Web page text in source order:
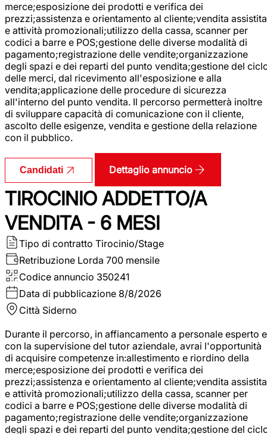
merce;esposizione dei prodotti e verifica dei
prezzi;assistenza e orientamento al cliente;vendita assistita
e attività promozionali;utilizzo della cassa, scanner per
codici a barre e POS;gestione delle diverse modalità di
pagamento;registrazione delle vendite;organizzazione
degli spazi e dei reparti del punto vendita;gestione del
delle merci, dal ricevimento all'esposizione e alla
vendita;applicazione delle procedure di sicurezza
all'interno del punto vendita. Il percorso permetterà inoltre
di sviluppare capacità di comunicazione con il cliente,
ascolto delle esigenze, vendita e gestione della relazione
con il pubblico.
Candidati Dettaglio annuncio
TIROCINIO ADDETTO/A
VENDITA - 6 MESI
Tipo di contratto Tirocinio/Stage
Retribuzione Lorda 700 mensile
Codice annuncio 350241
Data di pubblicazione 8/8/2026
Città Siderno
Durante il percorso, in affiancamento a personale esperto e
con la supervisione del tutor aziendale, avrai l'opportunità
di acquisire competenze in:allestimento e riordino della
merce;esposizione dei prodotti e verifica dei
prezzi;assistenza e orientamento al cliente;vendita assistita
e attività promozionali;utilizzo della cassa, scanner per
codici a barre e POS;gestione delle diverse modalità di
pagamento;registrazione delle vendite;organizzazione
degli spazi e dei reparti del punto vendita;gestione del